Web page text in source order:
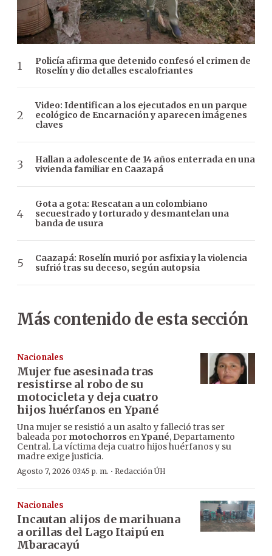
Policía afirma que detenido confesó el crimen de
Roselín y dio detalles escalofriantes
Video: Identifican a los ejecutados en un parque
ecológico de Encarnación y aparecen imágenes
claves
Hallan a adolescente de 14 años enterrada en una
vivienda familiar en Caazapá
Gota a gota: Rescatan a un colombiano
secuestrado y torturado y desmantelan una
banda de usura
Caazapá: Roselín murió por asfixia y la violencia
sufrió tras su deceso, según autopsia
Más contenido de esta sección
Nacionales
Mujer fue asesinada tras
resistirse al robo de su
motocicleta y deja cuatro
hijos huérfanos en Ypané
Una mujer se resistió a un asalto y falleció tras ser
baleada por motochorros enYpané, Departamento
Central. La víctima deja cuatro hijos huérfanos y su
madre exige justicia.
Agosto 7, 2026 03:45 p. m. · Redacción ÚH
Nacionales
Incautan alijos de marihuana
a orillas del Lago Itaipú en
Mbaracayú